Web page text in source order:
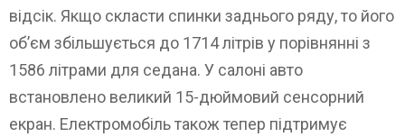
відсік. Якщо скласти спинки заднього ряду, то його
об’єм збільшується до 1714 літрів у порівнянні з
1586 літрами для седана. У салоні авто
встановлено великий 15-дюймовий сенсорний
екран. Електромобіль також тепер підтримує